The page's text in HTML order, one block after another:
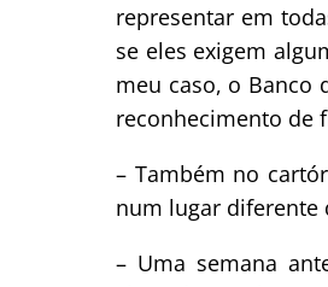
representar em
se eles exigem
meu caso, o Banco
reconhecimento de
– Também no
num lugar diferente
– Uma semana